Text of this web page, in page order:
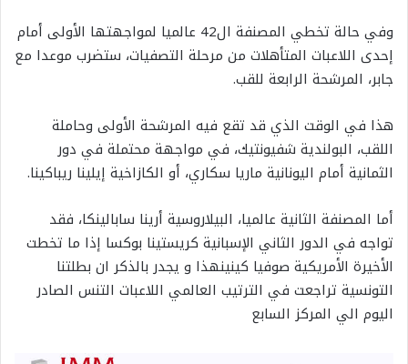
وفي حالة تخطي المصنفة ال42 عالميا لمواجهتها الأولى أمام
إحدى اللاعبات المتأهلات من مرحلة التصفيات، ستضرب موعدا مع
جابر، المرشحة الرابعة للقب.
هذا في الوقت الذي قد تقع فيه المرشحة الأولى وحاملة
اللقب، البولندية شفيونتيك، في مواجهة محتملة في دور
الثمانية أمام اليونانية ماريا سكاري، أو الكازاخية إيلينا ريباكينا.
أما المصنفة الثانية عالميا، البيلاروسية أرينا سابالينكا، فقد
تواجه في الدور الثاني الإسبانية كريستينا بوكسا إذا ما تخطت
الأخيرة الأمريكية صوفيا كينينهذا و يجدر بالذكر ان بطلتنا
التونسية تراجعت في الترتيب العالمي اللاعبات التنس الصادر
اليوم الي المركز السابع